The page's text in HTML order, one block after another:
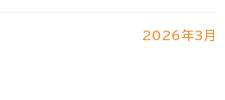
2026年3月